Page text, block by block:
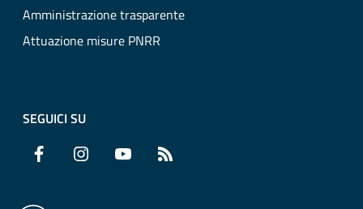
Amministrazione trasparente
Attuazione misure PNRR
SEGUICI SU
Facebook Instagram YouTube